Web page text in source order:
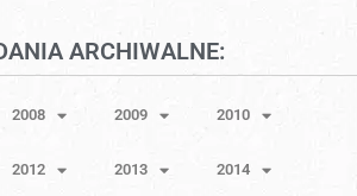
ARCHIWALNE:
2008 2009 2010
2012 2013 2014